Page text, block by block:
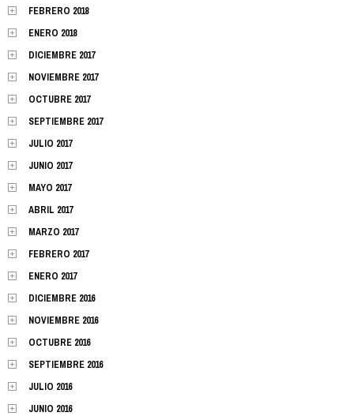
FEBRERO 2018
ENERO 2018
DICIEMBRE 2017
NOVIEMBRE 2017
OCTUBRE 2017
SEPTIEMBRE 2017
JULIO 2017
JUNIO 2017
MAYO 2017
ABRIL 2017
MARZO 2017
FEBRERO 2017
ENERO 2017
DICIEMBRE 2016
NOVIEMBRE 2016
OCTUBRE 2016
SEPTIEMBRE 2016
JULIO 2016
JUNIO 2016